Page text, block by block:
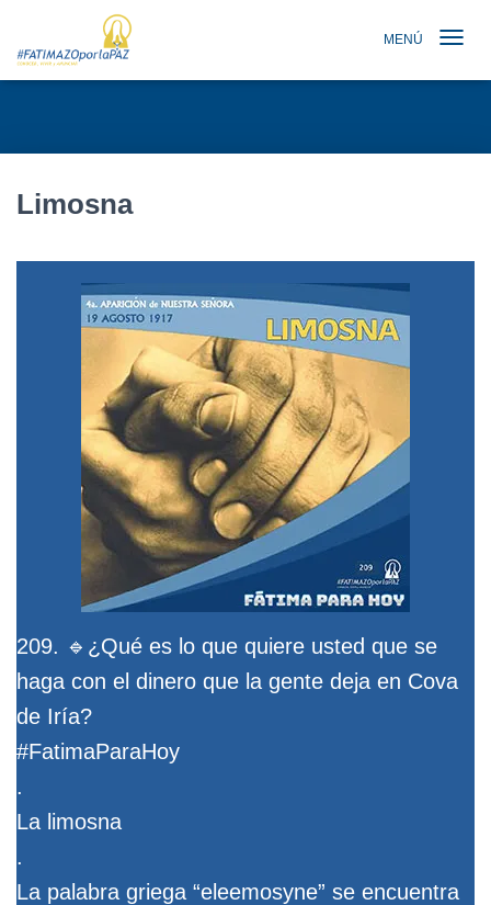
MENÚ
Limosna
209. 🔹¿Qué es lo que quiere usted que se
haga con el dinero que la gente deja en Cova
de Iría?
#FatimaParaHoy
.
La limosna
.
La palabra griega “eleemosyne” se encuentra